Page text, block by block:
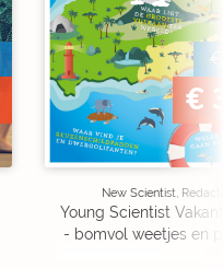
€
New Scientist,
Young Scientist
- bomvol weetjes en